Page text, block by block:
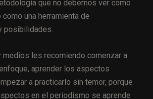
que no debemos ver como
una herramienta de
posibilidades.
les recomiendo comenzar a
aprender los aspectos
a practicarlo sin temor, porque
en el periodismo se aprende